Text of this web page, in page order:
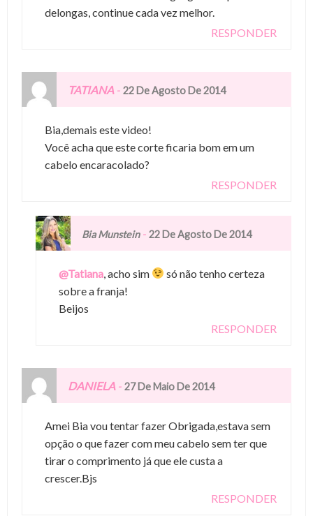
delongas, continue cada vez melhor.
RESPONDER
TATIANA - 22 De Agosto De 2014
Bia,demais este video!
Você acha que este corte ficaria bom em um
cabelo encaracolado?
RESPONDER
Bia Munstein- 22 De Agosto De 2014
@Tatiana , acho sim
só não tenho certeza
sobre a franja!
Beijos
RESPONDER
DANIELA - 27 De Maio De 2014
Amei Bia vou tentar fazer Obrigada,estava sem
opção o que fazer com meu cabelo sem ter que
tirar o comprimento já que ele custa a
crescer.Bjs
RESPONDER